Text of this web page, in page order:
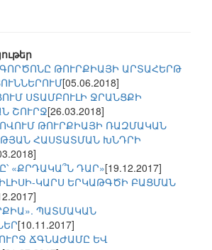
ԹՈՒՐՔԻԱՅԻ ԱՐՏԱՀԵՐԹ
[05.06.2018]
ՍՏԱՄԲՈՒԼԻ ՋՐԱՆՑՔԻ
ՇՈՒՐՋ[26.03.2018]
ԹՈՒՐՔԻԱՅԻ ՌԱԶՄԱԿԱՆ
ՀԱՍՏԱՏՄԱՆ ԽՆԴՐԻ
«ՔՐԴԱԿԱ՞Ն ԴԱՐ»[19.12.2017]
ԿԱՐՍ ԵՐԿԱԹԳԾԻ ԲԱՑՄԱՆ
ՊԱՏՄԱԿԱՆ
[10.11.2017]
ՃԳՆԱԺԱՄԸ ԵՎ